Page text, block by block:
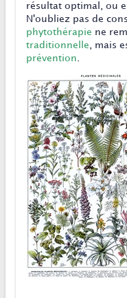
résultat optimal, ou
N'oubliez pas de
phytothérapie ne
traditionnelle , mais
prévention